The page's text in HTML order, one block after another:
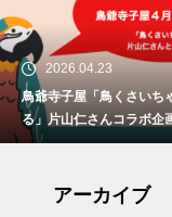
2026.04.23
鳥爺寺子屋「鳥くさいち
る」片山仁さんコラボ企
9日、5月30日、6月21日
アーカイブ